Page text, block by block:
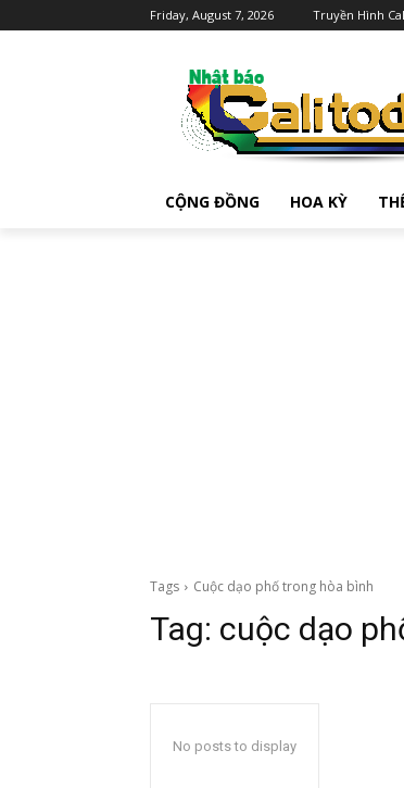
Friday, August 7, 2026 Truyền Hình
CỘNG ĐỒNG HOA KỲ
Tags Cuộc dạo phố trong hòa bình
Tag: cuộc dạo
No posts to display